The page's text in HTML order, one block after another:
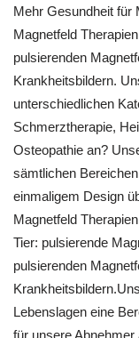
Mehr Gesundheit für
Magnetfeld
pulsierenden
Krankheitsbildern.
unterschiedlichen
Schmerztherapie,
Osteopathie an?
sämtlichen
einmaligem Design
Magnetfeld
Tier: pulsierende
pulsierenden
Lebenslagen eine
für unsere